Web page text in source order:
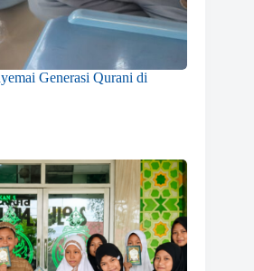
Generasi Qurani di